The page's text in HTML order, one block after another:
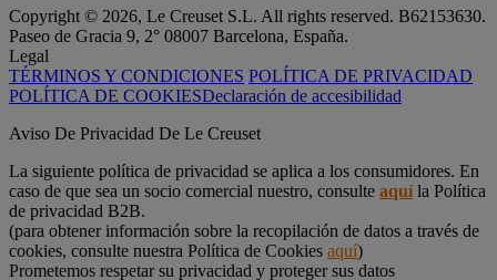
Copyright © 2026, Le Creuset S.L. All rights reserved. B62153630.
Paseo de Gracia 9, 2° 08007 Barcelona, España.
Legal
TÉRMINOS Y CONDICIONES POLÍTICA DE PRIVACIDAD
POLÍTICA DE COOKIESDeclaración de accesibilidad
Aviso De Privacidad De Le Creuset
La siguiente política de privacidad se aplica a los consumidores. En
caso de que sea un socio comercial nuestro, consulte aquíla Política
de privacidad B2B.
(para obtener información sobre la recopilación de datos a través de
cookies, consulte nuestra Política de Cookies aquí)
Prometemos respetar su privacidad y proteger sus datos